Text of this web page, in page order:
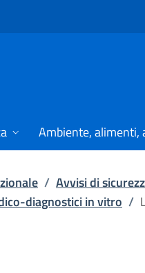
Ambiente, alimenti,
/ Avvisi di
diagnostici in vitro /